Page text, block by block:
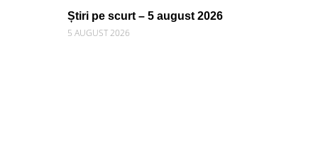
Știri pe scurt – 5 august 2026
5 AUGUST 2026